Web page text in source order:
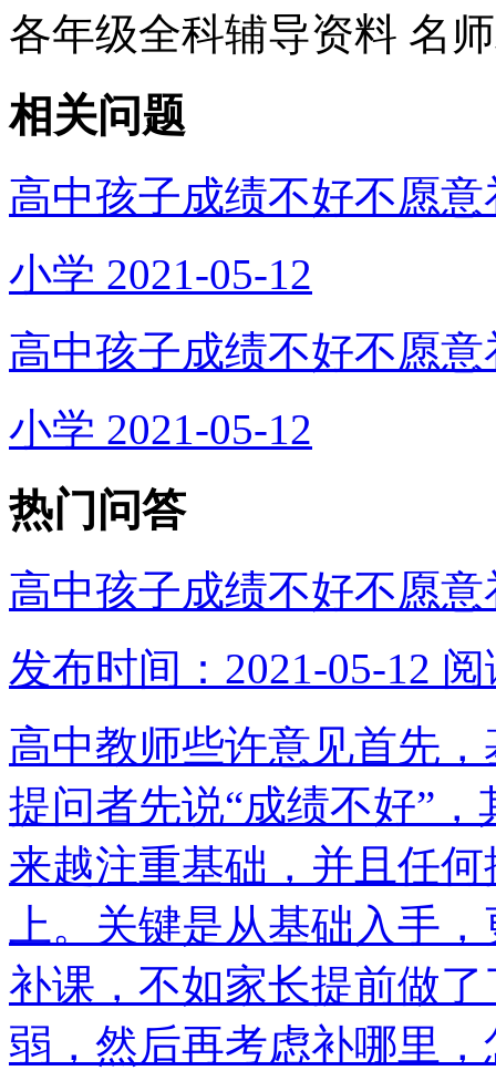
各年级全科辅导资料 名
相关问题
高中孩子成绩不好不愿
小学 2021-05-12
高中孩子成绩不好不愿
小学 2021-05-12
热门问答
高中孩子成绩不好不愿
发布时间：2021-05-12 阅
高中教师些许意见首先
提问者先说“成绩不好”
来越注重基础，并且任
上。关键是从基础入手
补课，不如家长提前做
弱，然后再考虑补哪里